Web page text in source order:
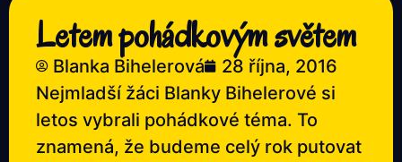
Letem pohádkovým světem
Blanka Bihelerová
28 října, 2016
Nejmladší žáci Blanky Bihelerové si
letos vybrali pohádkové téma. To
znamená, že budeme celý rok putovat